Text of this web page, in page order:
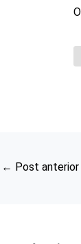
← Post anterior